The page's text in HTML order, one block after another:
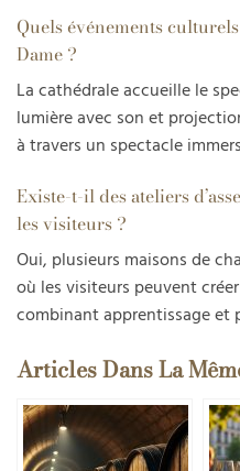
Quels événements
Dame ?
La cathédrale accueille le
lumière avec son et
à travers un spectacle
Existe-t-il des ateliers
les visiteurs ?
Oui, plusieurs maisons de
où les visiteurs peuvent
combinant apprentissage et
Articles Dans La